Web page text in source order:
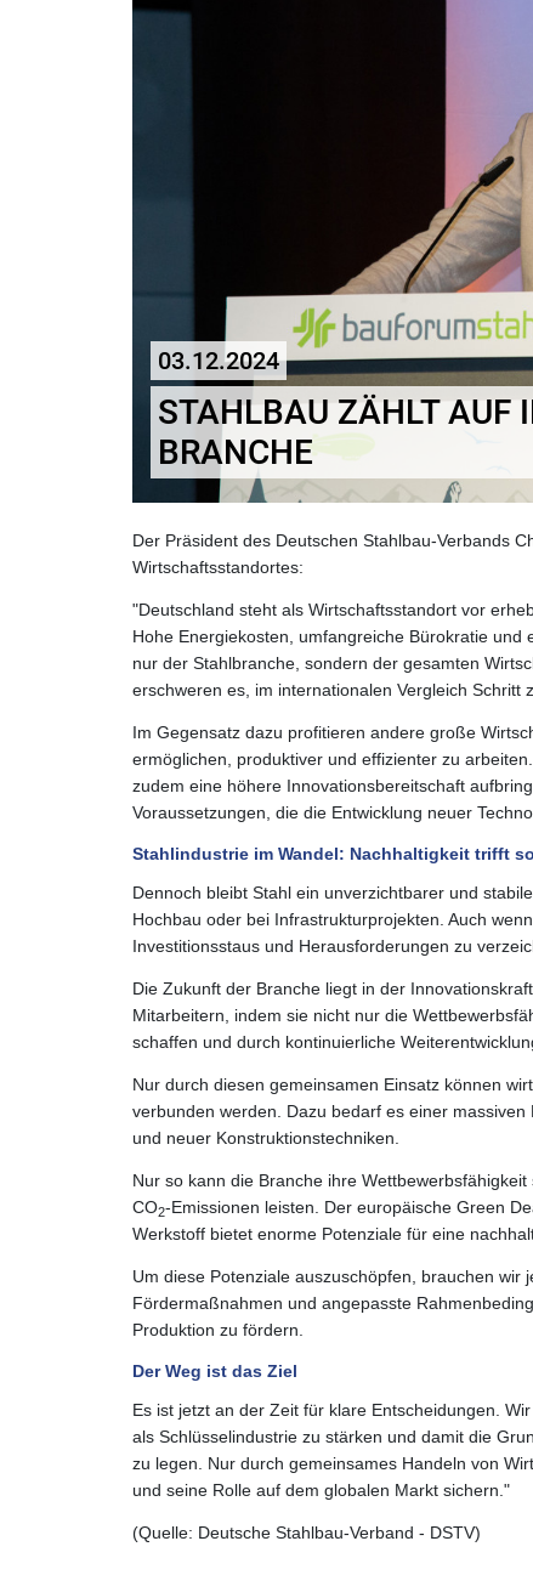
03.12.2024
STAHLBAU ZÄHLT AUF
BRANCHE
Der Präsident des Deutschen Stahlbau-Verbands
Wirtschaftsstandortes:
"Deutschland steht als Wirtschaftsstandort vor
Hohe Energiekosten, umfangreiche Bürokratie
nur der Stahlbranche, sondern der gesamten
erschweren es, im internationalen Vergleich Schritt
Im Gegensatz dazu profitieren andere große
ermöglichen, produktiver und effizienter zu
zudem eine höhere Innovationsbereitschaft
Voraussetzungen, die die Entwicklung neuer
Stahlindustrie im Wandel: Nachhaltigkeit trifft
Dennoch bleibt Stahl ein unverzichtbarer und
Hochbau oder bei Infrastrukturprojekten. Auch
Investitionsstaus und Herausforderungen zu
Die Zukunft der Branche liegt in der
Mitarbeitern, indem sie nicht nur die
schaffen und durch kontinuierliche
Nur durch diesen gemeinsamen Einsatz können
verbunden werden. Dazu bedarf es einer
und neuer Konstruktionstechniken.
Nur so kann die Branche ihre
CO2-Emissionen leisten. Der europäische Green
Werkstoff bietet enorme Potenziale für eine
Um diese Potenziale auszuschöpfen, brauchen wir
Fördermaßnahmen und angepasste
Produktion zu fördern.
Der Weg ist das Ziel
Es ist jetzt an der Zeit für klare Entscheidungen.
als Schlüsselindustrie zu stärken und damit die
zu legen. Nur durch gemeinsames Handeln von
und seine Rolle auf dem globalen Markt sichern."
(Quelle: Deutsche Stahlbau-Verband - DSTV)